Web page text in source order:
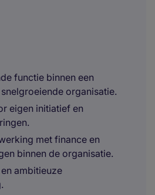
functie binnen een
organisatie.
eigen initiatief en
met finance en
binnen de organisatie.
ambitieuze